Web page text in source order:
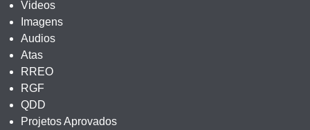
Videos
Imagens
Audios
Atas
RREO
RGF
QDD
Projetos Aprovados